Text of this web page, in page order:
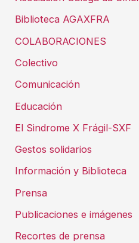
Biblioteca AGAXFRA
COLABORACIONES
Colectivo
Comunicación
Educación
El Sindrome X Frágil-SXF
Gestos solidarios
Información y Biblioteca
Prensa
Publicaciones e imágenes
Recortes de prensa